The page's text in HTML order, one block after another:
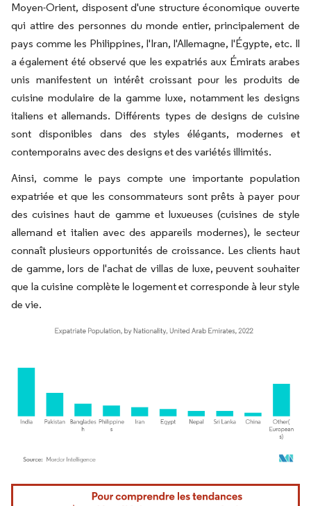
Moyen-Orient, disposent d'une structure économique ouverte
qui attire des personnes du monde entier, principalement de
pays comme les Philippines, l'Iran, l'Allemagne, l'Égypte, etc. Il
a également été observé que les expatriés aux Émirats arabes
unis manifestent un intérêt croissant pour les produits de
cuisine modulaire de la gamme luxe, notamment les designs
italiens et allemands. Différents types de designs de cuisine
sont disponibles dans des styles élégants, modernes et
contemporains avec des designs et des variétés illimités.
Ainsi, comme le pays compte une importante population
expatriée et que les consommateurs sont prêts à payer pour
des cuisines haut de gamme et luxueuses (cuisines de style
allemand et italien avec des appareils modernes), le secteur
connaît plusieurs opportunités de croissance. Les clients haut
de gamme, lors de l'achat de villas de luxe, peuvent souhaiter
que la cuisine complète le logement et corresponde à leur style
de vie.
Image © Mordor Intelligence. La réutilisation nécessite une attribution sous CC BY